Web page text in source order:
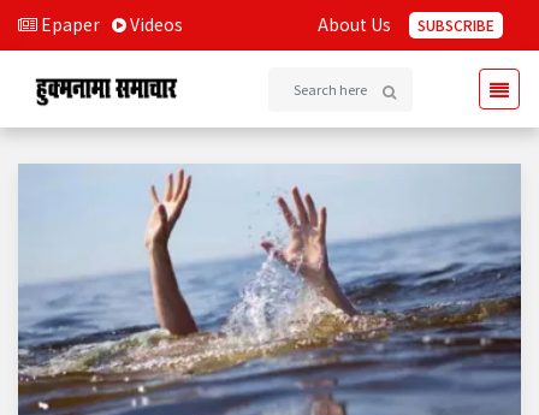
Epaper Videos About Us SUBSCRIBE